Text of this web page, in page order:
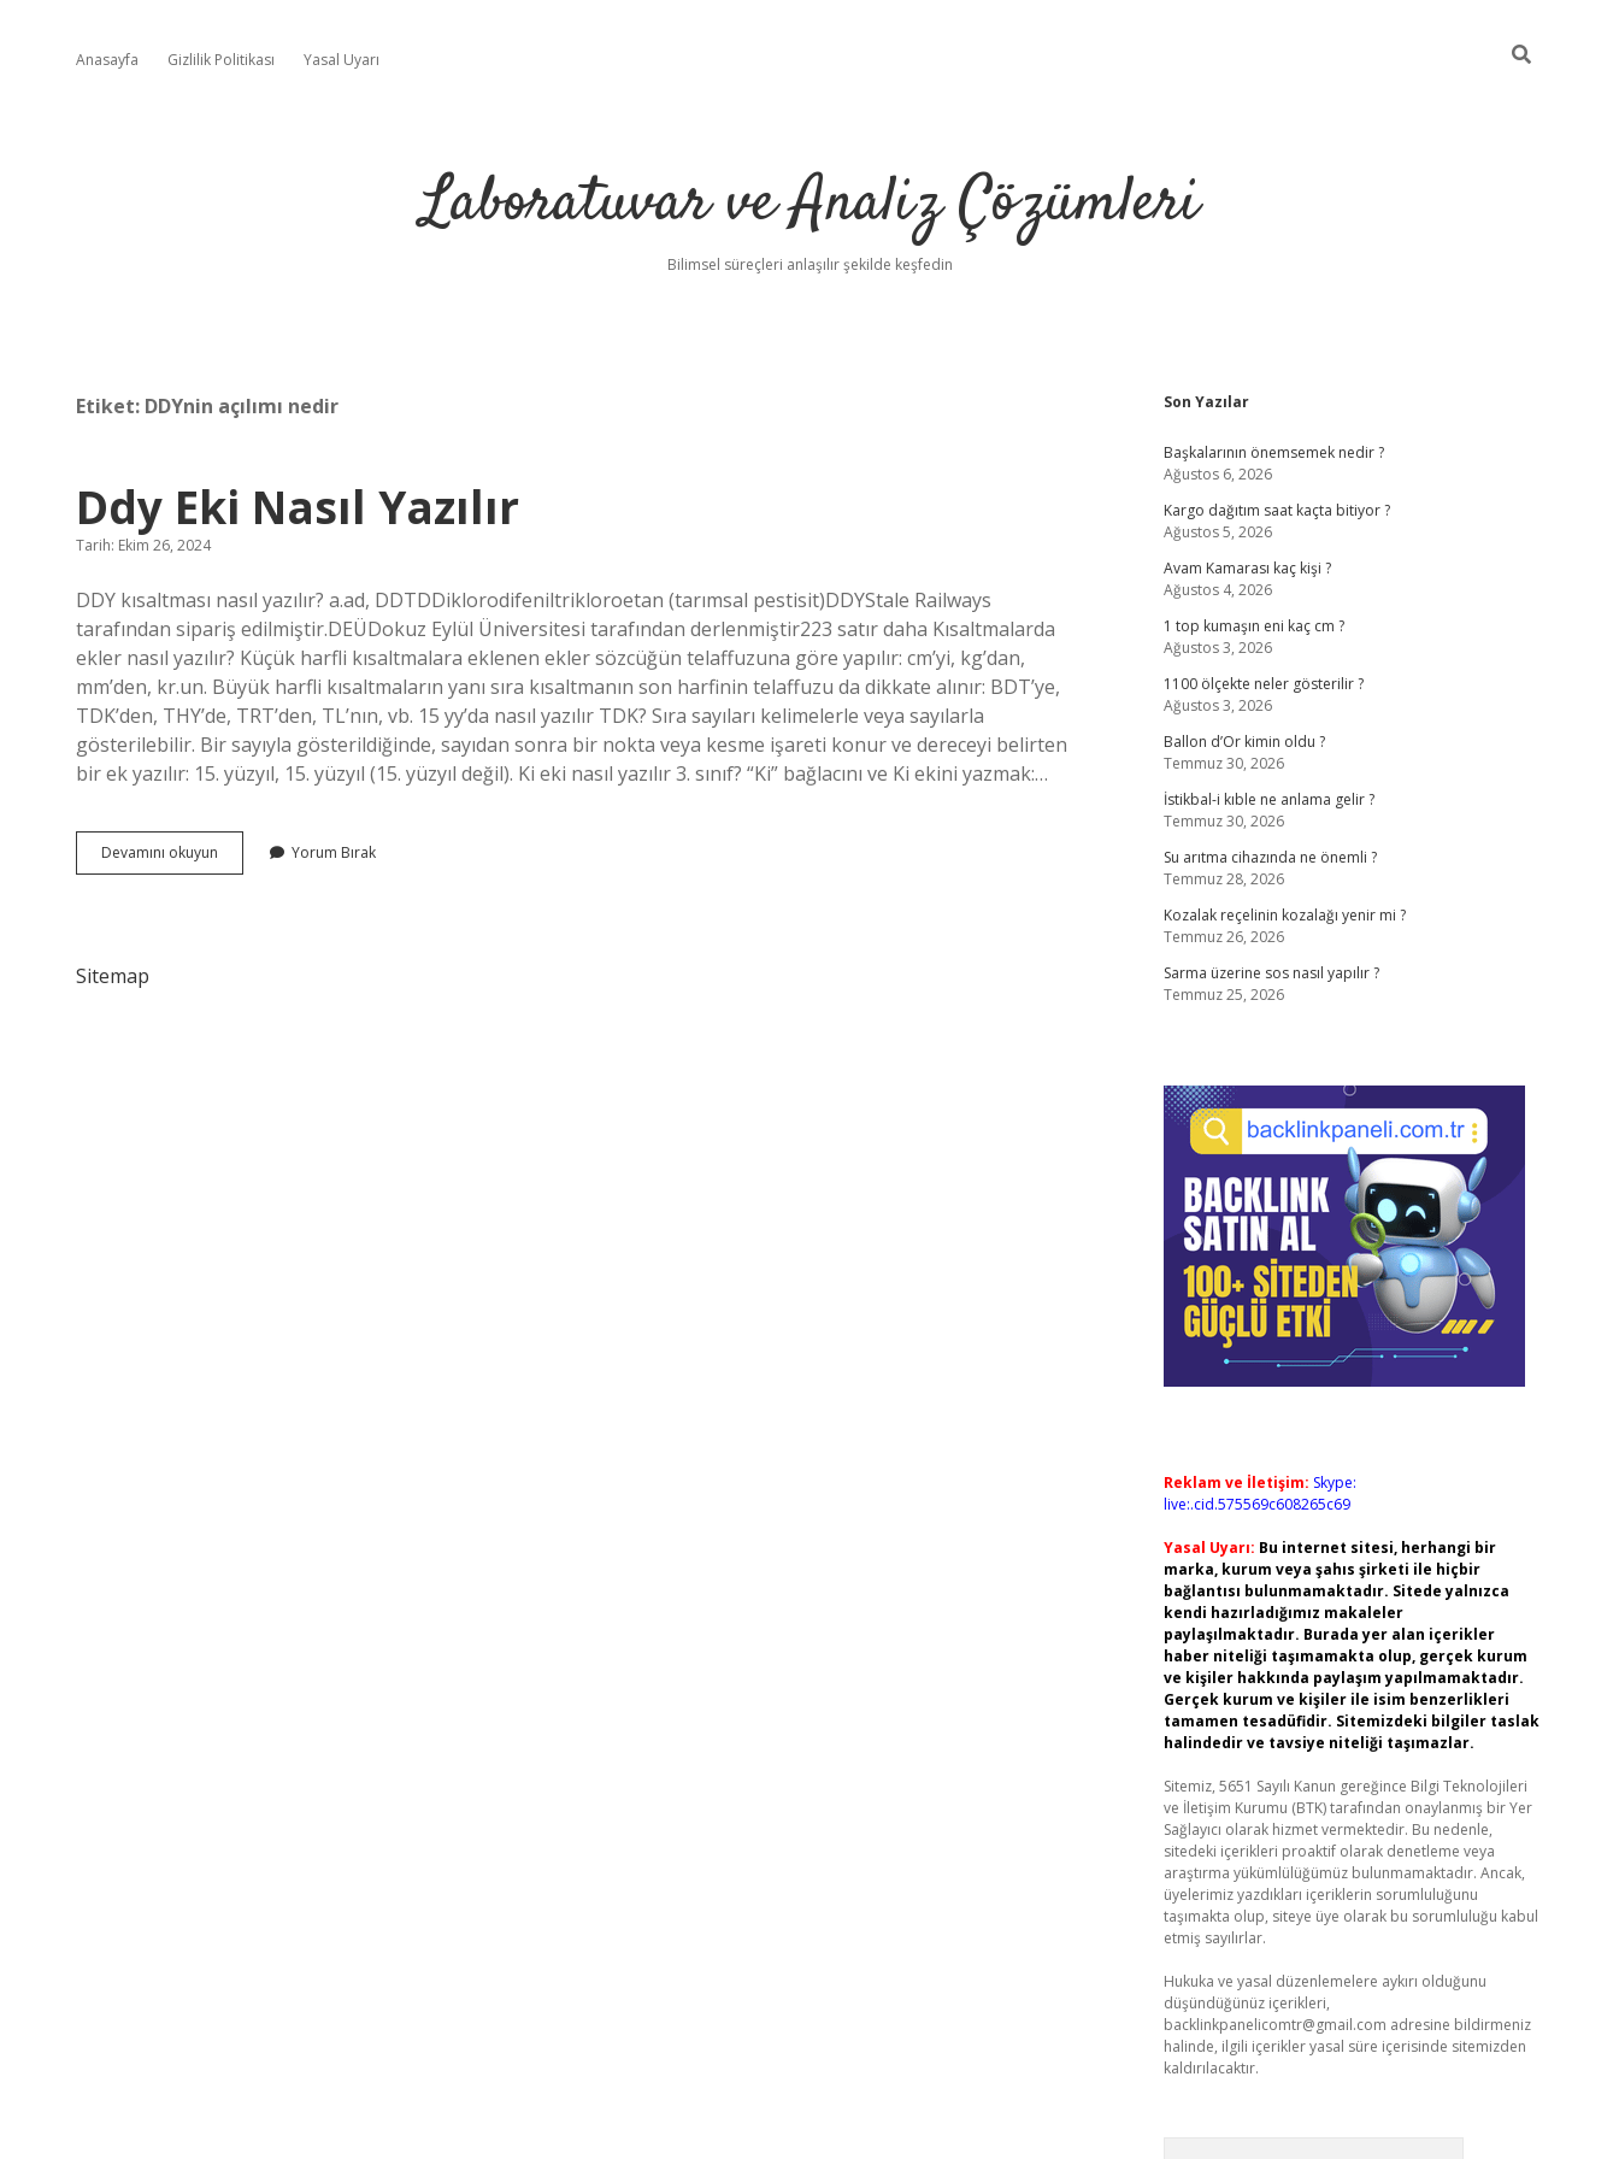
Anasayfa Gizlilik Politikası Yasal Uyarı
Laboratuvar ve Analiz Çözümleri
Bilimsel süreçleri anlaşılır şekilde keşfedin
Etiket: DDYnin açılımı nedir
Ddy Eki Nasıl Yazılır
Tarih: Ekim 26, 2024
DDY kısaltması nasıl yazılır? a.ad, DDTDDiklorodifeniltrikloroetan (tarımsal pestisit)DDYStale Railways
tarafından sipariş edilmiştir.DEÜDokuz Eylül Üniversitesi tarafından derlenmiştir223 satır daha Kısaltmalarda
ekler nasıl yazılır? Küçük harfli kısaltmalara eklenen ekler sözcüğün telaffuzuna göre yapılır: cm’yi, kg’dan,
mm’den, kr.un. Büyük harfli kısaltmaların yanı sıra kısaltmanın son harfinin telaffuzu da dikkate alınır: BDT’ye,
TDK’den, THY’de, TRT’den, TL’nın, vb. 15 yy’da nasıl yazılır TDK? Sıra sayıları kelimelerle veya sayılarla
gösterilebilir. Bir sayıyla gösterildiğinde, sayıdan sonra bir nokta veya kesme işareti konur ve dereceyi belirten
bir ek yazılır: 15. yüzyıl, 15. yüzyıl (15. yüzyıl değil). Ki eki nasıl yazılır 3. sınıf? “Ki” bağlacını ve Ki ekini yazmak:…
Devamını okuyun
Eki
Yorum Bırak
Sitemap
Sidebar
Son Yazılar
Başkalarının önemsemek nedir ?
Ağustos 6, 2026
Kargo dağıtım saat kaçta bitiyor ?
Ağustos 5, 2026
Avam Kamarası kaç kişi ?
Ağustos 4, 2026
1 top kumaşın eni kaç cm ?
Ağustos 3, 2026
1100 ölçekte neler gösterilir ?
Ağustos 3, 2026
Ballon d’Or kimin oldu ?
Temmuz 30, 2026
İstikbal-i kıble ne anlama gelir ?
Temmuz 30, 2026
Su arıtma cihazında ne önemli ?
Temmuz 28, 2026
Kozalak reçelinin kozalağı yenir mi ?
Temmuz 26, 2026
Sarma üzerine sos nasıl yapılır ?
Temmuz 25, 2026
Reklam ve İletişim: Skype:
live:.cid.575569c608265c69
Yasal Uyarı: Bu internet sitesi, herhangi bir
marka, kurum veya şahıs şirketi ile hiçbir
bağlantısı bulunmamaktadır. Sitede yalnızca
kendi hazırladığımız makaleler
paylaşılmaktadır. Burada yer alan içerikler
haber niteliği taşımamakta olup, gerçek kurum
ve kişiler hakkında paylaşım yapılmamaktadır.
Gerçek kurum ve kişiler ile isim benzerlikleri
tamamen tesadüfidir. Sitemizdeki bilgiler taslak
halindedir ve tavsiye niteliği taşımazlar.
Sitemiz, 5651 Sayılı Kanun gereğince Bilgi Teknolojileri
ve İletişim Kurumu (BTK) tarafından onaylanmış bir Yer
Sağlayıcı olarak hizmet vermektedir. Bu nedenle,
sitedeki içerikleri proaktif olarak denetleme veya
araştırma yükümlülüğümüz bulunmamaktadır. Ancak,
üyelerimiz yazdıkları içeriklerin sorumluluğunu
taşımakta olup, siteye üye olarak bu sorumluluğu kabul
etmiş sayılırlar.
Hukuka ve yasal düzenlemelere aykırı olduğunu
düşündüğünüz içerikleri,
backlinkpanelicomtr@gmail.com adresine bildirmeniz
halinde, ilgili içerikler yasal süre içerisinde sitemizden
kaldırılacaktır.